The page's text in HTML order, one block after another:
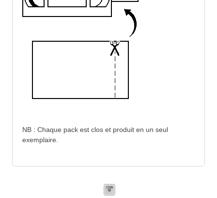
NB : Chaque pack est clos et produit en un seul
exemplaire.